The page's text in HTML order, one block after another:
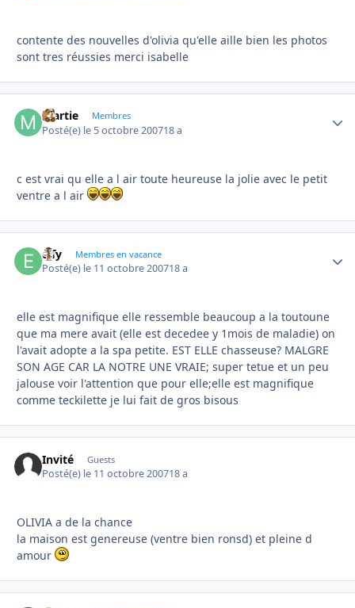
contente des nouvelles d'olivia qu'elle aille bien les photos
sont tres réussies merci isabelle
martie Membres
Posté(e) le 5 octobre 200718 a
c est vrai qu elle a l air toute heureuse la jolie avec le petit
ventre a l air
elfy Membres en vacance
Posté(e) le 11 octobre 200718 a
elle est magnifique elle ressemble beaucoup a la toutoune
que ma mere avait (elle est decedee y 1mois de maladie) on
l'avait adopte a la spa petite. EST ELLE chasseuse? MALGRE
SON AGE CAR LA NOTRE UNE VRAIE; super tetue et un peu
jalouse voir l'attention que pour elle;elle est magnifique
comme teckilette je lui fait de gros bisous
Invité Guests
Posté(e) le 11 octobre 200718 a
OLIVIA a de la chance
la maison est genereuse (ventre bien ronsd) et pleine d
amour